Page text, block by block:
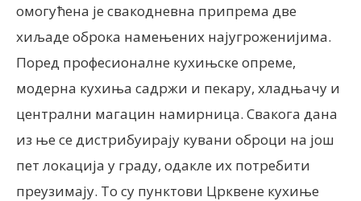
омогућена је свакодневна припрема две
хиљаде оброка намењених најугроженијима.
Поред професионалне кухињске опреме,
модерна кухиња садржи и пекару, хладњачу и
централни магацин намирница. Свакога дана
из ње се дистрибуирају кувани оброци на још
пет локација у граду, одакле их потребити
преузимају. То су пунктови Црквене кухиње